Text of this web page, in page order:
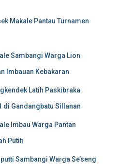
Makale Pantau Turnamen
Sambangi Warga Lion
Imbauan Kebakaran
Latih Paskibraka
di Gandangbatu Sillanan
Imbau Warga Pantan
Putih
Sambangi Warga Se’seng